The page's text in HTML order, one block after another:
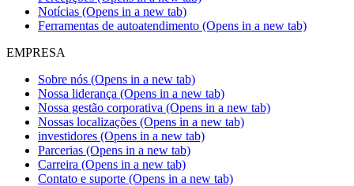
Notícias (Opens in a new tab)
Ferramentas de autoatendimento (Opens in a new tab)
EMPRESA
Sobre nós (Opens in a new tab)
Nossa liderança (Opens in a new tab)
Nossa gestão corporativa (Opens in a new tab)
Nossas localizações (Opens in a new tab)
investidores (Opens in a new tab)
Parcerias (Opens in a new tab)
Carreira (Opens in a new tab)
Contato e suporte (Opens in a new tab)